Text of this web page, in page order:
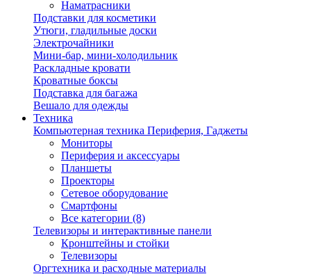
Наматрасники
Подставки для косметики
Утюги, гладильные доски
Электрочайники
Мини-бар, мини-холодильник
Раскладные кровати
Кроватные боксы
Подставка для багажа
Вешало для одежды
Техника
Компьютерная техника Периферия, Гаджеты
Мониторы
Периферия и аксессуары
Планшеты
Проекторы
Сетевое оборудование
Смартфоны
Все категории (8)
Телевизоры и интерактивные панели
Кронштейны и стойки
Телевизоры
Оргтехника и расходные материалы